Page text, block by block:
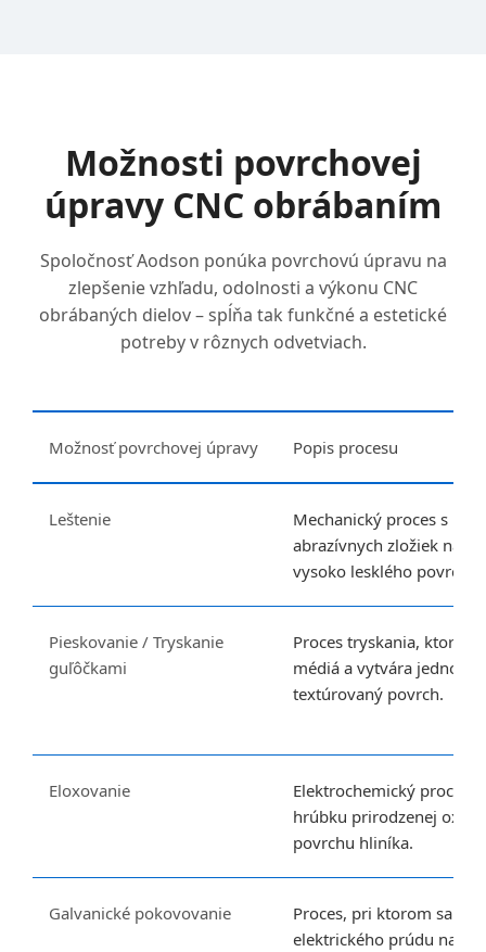
Možnosti povrchovej
úpravy CNC obrábaním
Spoločnosť Aodson ponúka povrchovú úpravu na
zlepšenie vzhľadu, odolnosti a výkonu CNC
obrábaných dielov – spĺňa tak funkčné a estetické
potreby v rôznych odvetviach.
Možnosť povrchovej úpravy Popis procesu
Leštenie
Mechanický proces s
abrazívnych zložiek na
vysoko lesklého povrchu.
Pieskovanie / Tryskanie
guľôčkami
Proces tryskania, ktorý
médiá a vytvára
textúrovaný povrch.
Eloxovanie
Elektrochemický proces,
hrúbku prirodzenej
povrchu hliníka.
Galvanické pokovovanie
Proces, pri ktorom sa
elektrického prúdu